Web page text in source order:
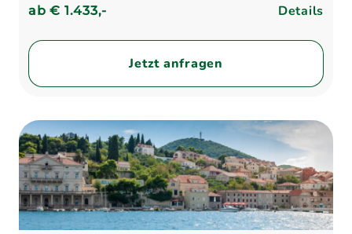
ab€ 1.433,- Details
Jetzt anfragen